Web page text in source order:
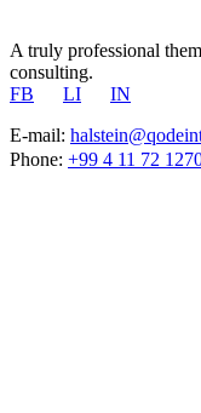
A truly professional
consulting.
FB
LI
IN
E-mail:
Phone: +99 4 11 72